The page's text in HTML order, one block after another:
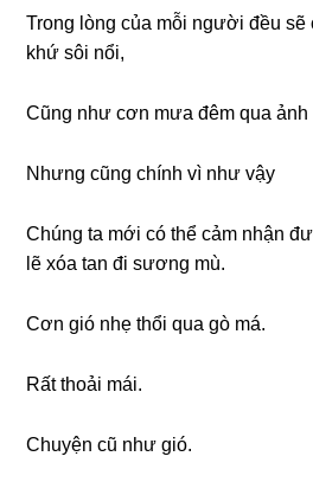
Trong lòng của mỗi người đều sẽ
khứ sôi nổi,
Cũng như cơn mưa đêm qua
Nhưng cũng chính vì như vậy
Chúng ta mới có thể cảm nhận
lẽ xóa tan đi sương mù.
Cơn gió nhẹ thổi qua gò má.
Rất thoải mái.
Chuyện cũ như gió.